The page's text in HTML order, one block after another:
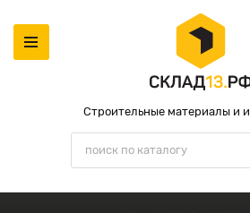
Строительные материалы и